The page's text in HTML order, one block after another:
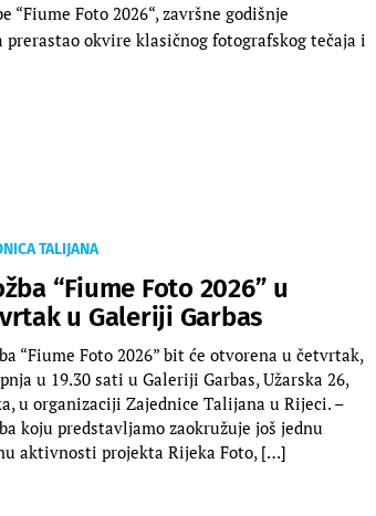
Foto 2026“, završne godišnje
okvire klasičnog fotografskog tečaja i
TALIJANA
“Fiume Foto 2026” u
u Galeriji Garbas
“Fiume Foto 2026” bit će otvorena u četvrtak,
u 19.30 sati u Galeriji Garbas, Užarska 26,
u organizaciji Zajednice Talijana u Rijeci. –
koju predstavljamo zaokružuje još jednu
aktivnosti projekta Rijeka Foto, […]